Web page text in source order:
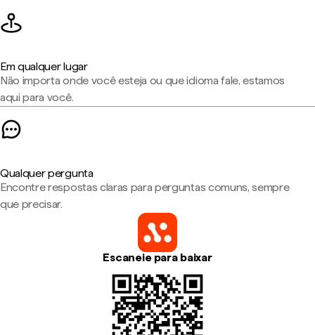
Em qualquer lugar
Não importa onde você esteja ou que idioma fale, estamos
aqui para você.
Qualquer pergunta
Encontre respostas claras para perguntas comuns, sempre
que precisar.
Escaneie para baixar